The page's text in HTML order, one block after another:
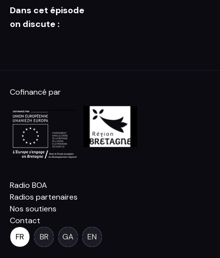
Dans cet épisode
on discute :
Cofinancé par
Radio BOA
Radios partenaires
Nos soutiens
Contact
FR
BR GA EN